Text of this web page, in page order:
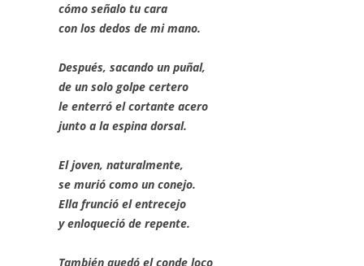
cómo señalo tu cara
con los dedos de mi mano.
Después, sacando un puñal,
de un solo golpe certero
le enterró el cortante acero
junto a la espina dorsal.
El joven, naturalmente,
se murió como un conejo.
Ella frunció el entrecejo
y enloqueció de repente.
También quedó el conde loco